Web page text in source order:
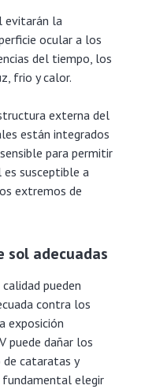
evitarán la
ocular a los
del tiempo, los
frio y calor.
externa del
están integrados
para permitir
susceptible a
extremos de
sol adecuadas
pueden
contra los
exposición
puede dañar los
cataratas y
fundamental elegir